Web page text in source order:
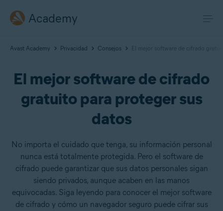
Academy
Avast Academy Privacidad Consejos El mejor software de cifrado
El mejor software de cifrado
gratuito para proteger sus
datos
No importa el cuidado que tenga, su información personal
nunca está totalmente protegida. Pero el software de
cifrado puede garantizar que sus datos personales sigan
siendo privados, aunque acaben en las manos
equivocadas. Siga leyendo para conocer el mejor software
de cifrado y cómo un navegador seguro puede cifrar sus